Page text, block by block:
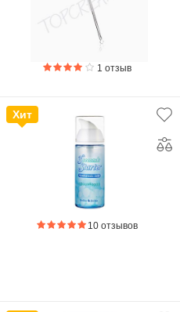
1 отзыв
10 отзывов
Хит